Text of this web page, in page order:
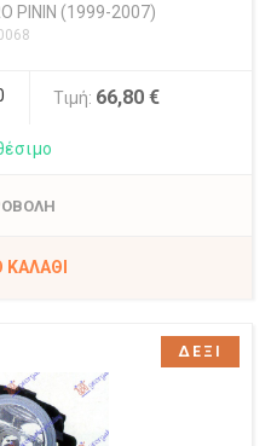
PININ (1999-2007)
Τιμή: 66,80 €
ΚΑΛΆΘΙ
ΔΕΞΙ